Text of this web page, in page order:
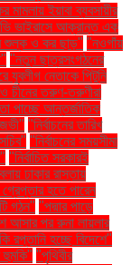
মামলায় ইয়াবা ব্যবসায়ীর
ভাইরাসে আক্রান্ত এক
শুল্ক ও কর ছাড়" "নওগাঁয়
"নতুন ছাত্রসংগঠনের
যুবলীগ নেতাকে পিটুনি
চীনের তরুণ-তরুণীরা
পাচ্ছে আন্তর্জাতিক
"নির্বাচনের তারিখ
"নির্বাচনের সময়সীমা
"নির্বাচিত সরকারই
ঢাকার রাস্তায়
হতে পারেন
গঠন" "পদ্মার পাড়ে
আসার পর রুনা লায়লার
রপ্তানি হচ্ছে বিদেশে"
হুমকি" "পৃথিবীর